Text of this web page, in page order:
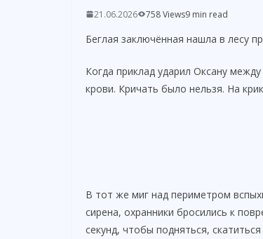
21.06.2026 758 Views9 min read
Беглая заключённая нашла в лесу
Когда приклад ударил Оксану
крови. Кричать было нельзя. На
В тот же миг над периметром
сирена, охранники бросились к
секунд, чтобы подняться,